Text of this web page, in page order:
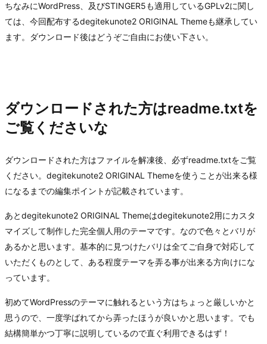
ちなみにWordPress、及びSTINGER5も適用しているGPLv2に関し
ては、今回配布するdegitekunote2 ORIGINAL Themeも継承してい
ます。ダウンロード後はどうぞご自由にお使い下さい。
ダウンロードされた方はreadme.txtを
ご覧くださいな
ダウンロードされた方はファイルを解凍後、必ずreadme.txtをご覧
ください。degitekunote2 ORIGINAL Themeを使うことが出来る様
になるまでの編集ポイントが記載されています。
あとdegitekunote2 ORIGINAL Themeはdegitekunote2用にカスタ
マイズして制作した完全個人用のテーマです。なので色々とバリが
あるかと思います。基本的に見つけたバリは全てご自身で対応して
いただくものとして、ある程度テーマを弄る事が出来る方向けにな
っています。
初めてWordPressのテーマに触れるという方はちょっと厳しいかと
思うので、一度学ばれてから弄ったほうが良いかと思います。でも
結構簡単かつ丁寧に説明しているので直ぐ利用できるはず！